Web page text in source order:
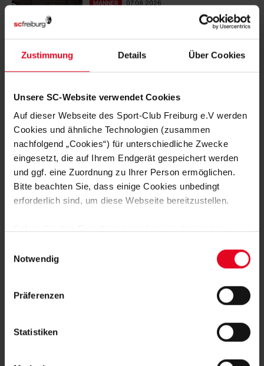
Zustimmung Details Über Cookies
Unsere SC-Website verwendet Cookies
Auf dieser Webseite des Sport-Club Freiburg e.V werden
Cookies und ähnliche Technologien (zusammen
nachfolgend „Cookies“) für unterschiedliche Zwecke
eingesetzt, die auf Ihrem Endgerät gespeichert werden
und ggf. eine Zuordnung zu Ihrer Person ermöglichen.
Bitte beachten Sie, dass einige Cookies unbedingt
erforderlich sind, um diese Webseite bereitzustellen.
Daten von Ihnen (z.B. persönlichen Identifikatoren oder
IP-Adressen) verarbeitet werden. Durch Klicken auf den
Speicherung aller aufgeführten Cookies und der
Daten für die unten jeweils angegebene Zwecke gem. §
25 Abs. 1 TDDDG, Art. 6 Abs. 1 lit. a DSGVO zu. Sie
Notwendig
Präferenzen
Statistiken
MÄNNER 07.08.2026
SAMSTAGSTESTS GEGEN RACING
06.08.2026
CONFERENCE-LEAGUE-PLAYOFFS
GEGEN HELSINKI ODER MOTHERWELL
MÄNNER 02.08.2026
„WEIL ES FÜR UNS PERFEKT IST“
TRAININGSLAGER-BILANZ